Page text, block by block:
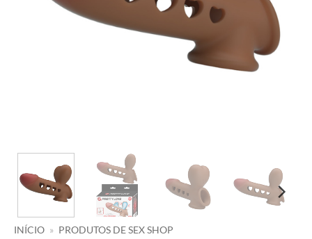
INÍCIO » PRODUTOS DE SEX SHOP